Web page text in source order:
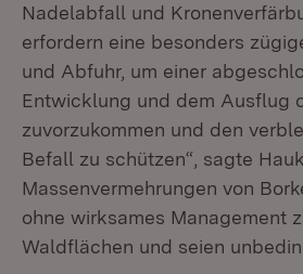
Nadelabfall und
erfordern eine besonders
und Abfuhr, um einer
Entwicklung und dem Ausflug
zuvorzukommen und den
Befall zu schützen“, sagte Hauk.
Massenvermehrungen von
ohne wirksames Management
Waldflächen und seien